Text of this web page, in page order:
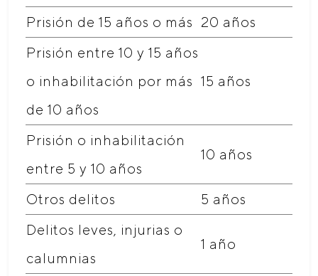
Prisión de 15 años o más
20 años
Prisión entre 10 y 15 años
o inhabilitación por más
de 10 años
15 años
Prisión o inhabilitación
entre 5 y 10 años
10 años
Otros delitos
5 años
Delitos leves, injurias o
calumnias
1 año